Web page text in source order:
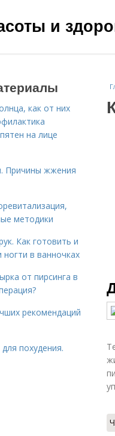
и
как от них
на лице
Причины жжения
методики
Как готовить и
ногти в ванночках
от пирсинга в
рекомендаций
похудения.